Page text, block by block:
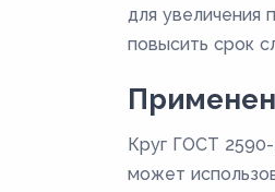
для увеличения
повысить срок
Круг ГОСТ 2590-
может